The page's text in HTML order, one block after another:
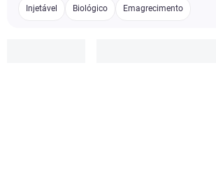
Injetável
Biológico Emagrecimento